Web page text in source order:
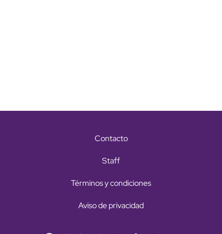
Contacto
Staff
Términos y condiciones
Aviso de privacidad